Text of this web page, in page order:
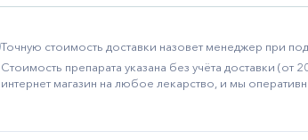
Точную стоимость доставки назовет менеджер при
Стоимость препарата указана без учёта доставки
интернет магазин на любое лекарство, и мы